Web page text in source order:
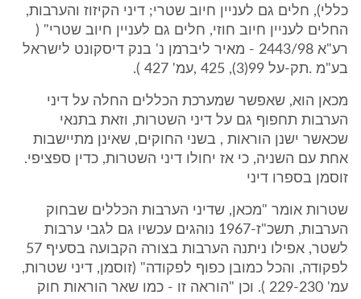
כללי), חלים גם לעניין חיוב שטרי; דיני הקיזוז והערבות,
החלים לעניין חיוב חוזי, חלים גם לעניין חיוב שטרי" (
רע"א 2443/98 - מאיר ליברמן נ' בנק דיסקונט לישראל
בע"מ .תק-על 99(3), 425 ,עמ' 427 ).
מכאן הוא, שאפשר שמערכת הכללים החלה על דיני
הערבות תחפוף גם על דיני השטרות, וזאת בתנאי
שכאשר ישנן הוראות , בשני החוקים, שאינן מתיישבות
אחת עם השניה, כי אז יחולו דיני השטרות, כדין ספציפי.
זוסמן בספרו דיני
שטרות אומר "מכאן, שדיני הערבות הכללים שבחוק
הערבות, תשכ"ז-1967 נוהגים עכשיו גם לגבי ערבות
לשטר, אפילו ניתנה הערבות בצורה הקבועה בסעיף 57
לפקודה, והכל כמובן כפוף לפקודה" (זוסמן, דיני שטרות,
עמ' 229-230 ). וכן "הוראה זו - כמו שאר הוראות חוק